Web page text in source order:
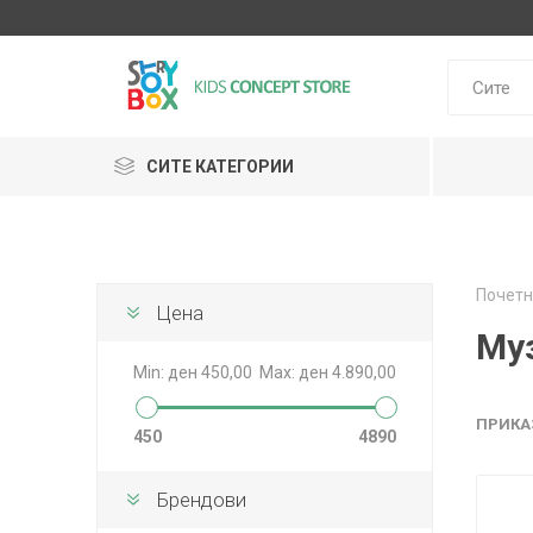
СИТЕ КАТЕГОРИИ
Janod
GLOBBER
Цена
Min: ден 450,00 Max: ден 4.890,00
450 4890
Брендови